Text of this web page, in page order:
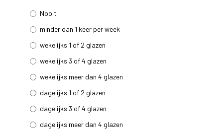
Nooit
minder dan 1 keer per week
wekelijks 1 of 2 glazen
wekelijks 3 of 4 glazen
wekelijks meer dan 4 glazen
dagelijks 1 of 2 glazen
dagelijks 3 of 4 glazen
dagelijks meer dan 4 glazen